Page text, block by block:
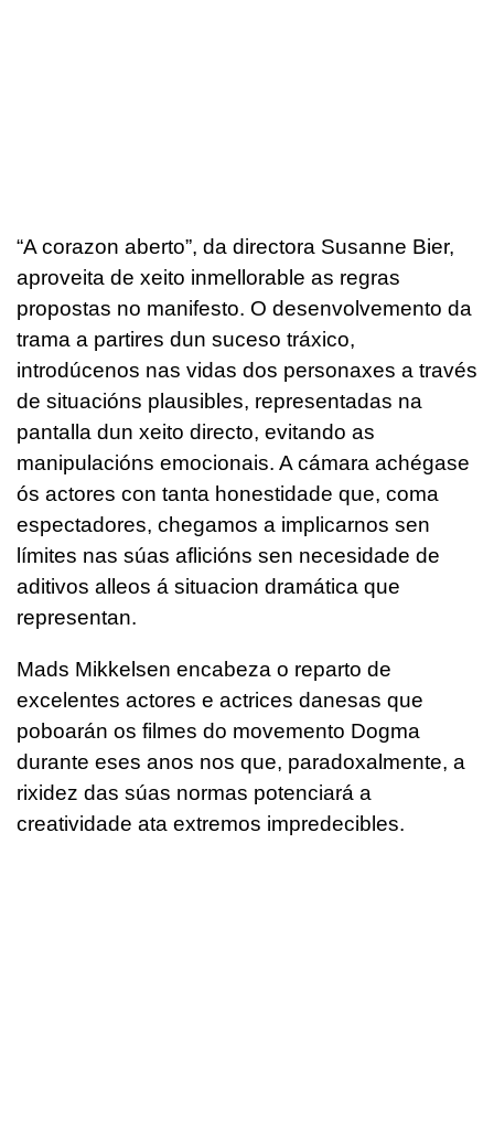
“A corazon aberto”, da directora Susanne Bier,
aproveita de xeito inmellorable as regras
propostas no manifesto. O desenvolvemento da
trama a partires dun suceso tráxico,
introdúcenos nas vidas dos personaxes a través
de situacións plausibles, representadas na
pantalla dun xeito directo, evitando as
manipulacións emocionais. A cámara achégase
ós actores con tanta honestidade que, coma
espectadores, chegamos a implicarnos sen
límites nas súas aflicións sen necesidade de
aditivos alleos á situacion dramática que
representan.
Mads Mikkelsen encabeza o reparto de
excelentes actores e actrices danesas que
poboarán os filmes do movemento Dogma
durante eses anos nos que, paradoxalmente, a
rixidez das súas normas potenciará a
creatividade ata extremos impredecibles.